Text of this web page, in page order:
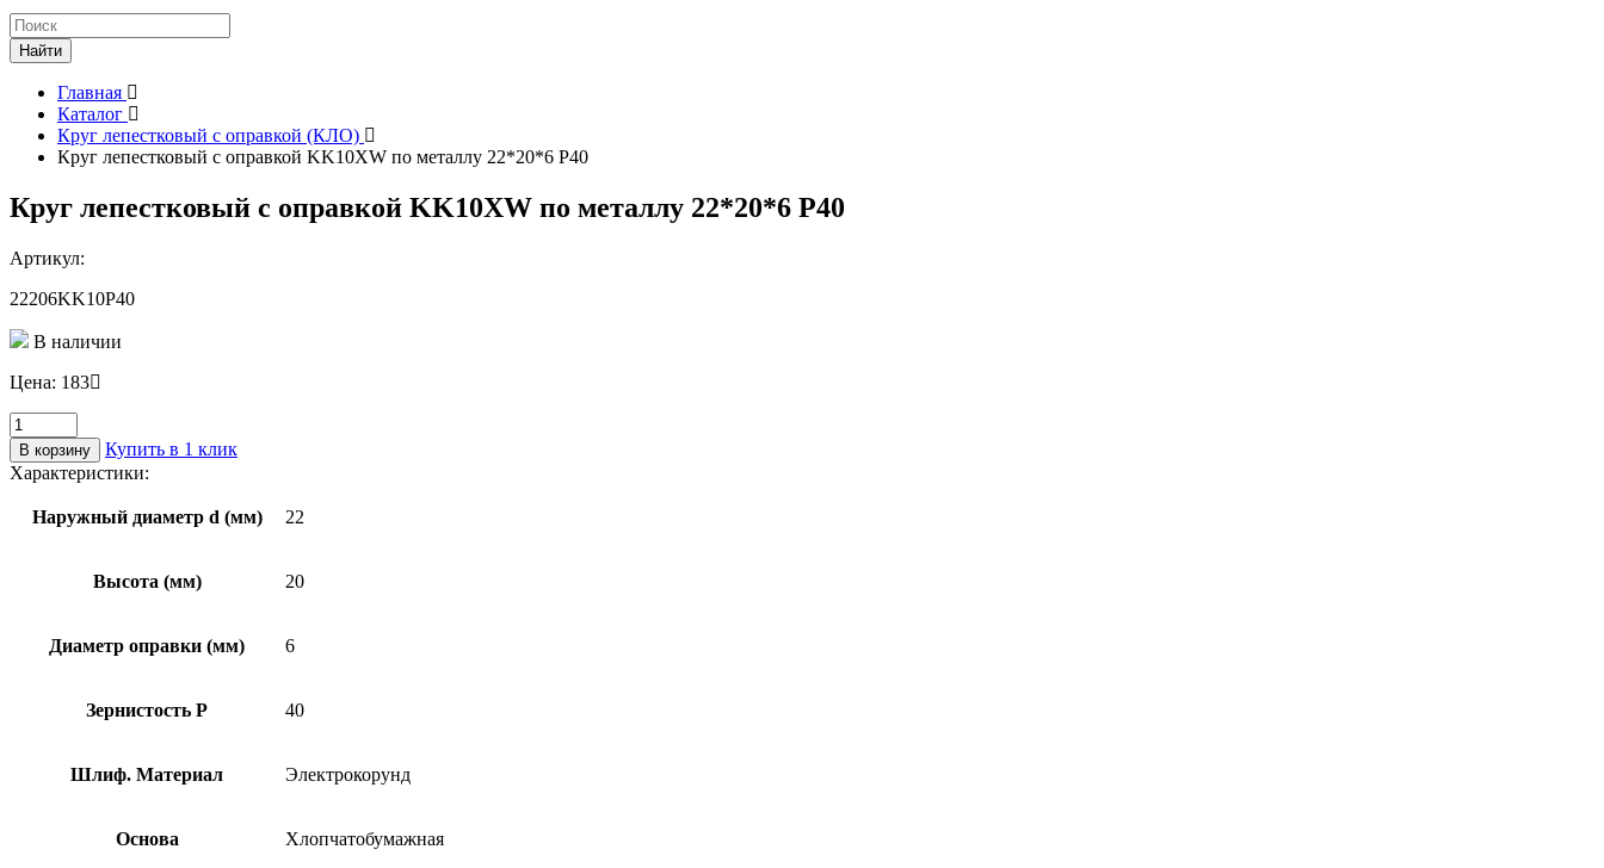
Поиск
Найти
Главная
Каталог
Круг лепестковый с оправкой (КЛО)
Круг лепестковый с оправкой KK10XW по металлу 22*20*6 Р40
Круг лепестковый с оправкой KK10XW по металлу 22*20*6 Р40
Артикул:
22206KK10P40
В наличии
Цена: 183
Количество
товара
Круг
лепестковый
оправкой
В корзину
Купить в 1 клик
Характеристики:
Наружный диаметр d (мм) 22
Высота (мм) 20
Диаметр оправки (мм) 6
Зернистость Р 40
Шлиф. Материал Электрокорунд
Основа Хлопчатобумажная